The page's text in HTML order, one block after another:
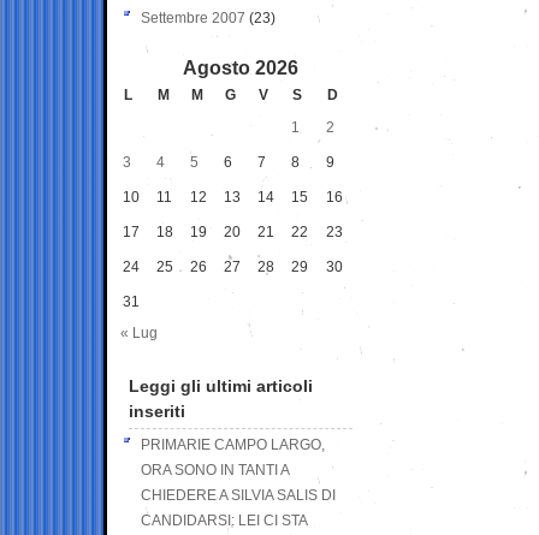
Settembre 2007 (23)
Agosto 2026
L M M G V S
D
1
2
3 4 5 6 7 8 9
10 11 12 13 14 15 16
17 18 19 20 21 22 23
24 25 26 27 28 29 30
31
« Lug
Leggi gli ultimi articoli
inseriti
PRIMARIE CAMPO LARGO,
ORA SONO IN TANTI A
CHIEDERE A SILVIA SALIS DI
CANDIDARSI: LEI CI STA